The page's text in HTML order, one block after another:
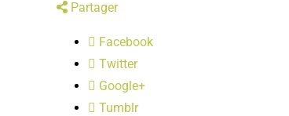
Partager
Facebook
Twitter
Google+
Tumblr